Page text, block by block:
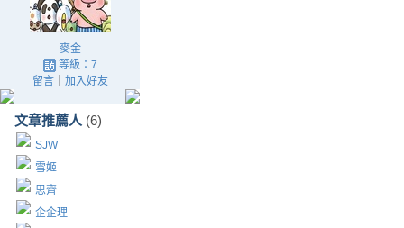
麥金
等級：7
留言｜ 加入好友
文章推薦人 (6)
SJW
雪姬
思齊
企企理